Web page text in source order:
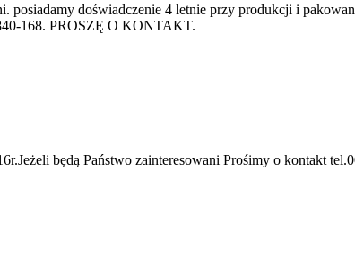
posiadamy doświadczenie 4 letnie przy produkcji i
168. PROSZĘ O KONTAKT.
będą Państwo zainteresowani Prośimy o kontakt